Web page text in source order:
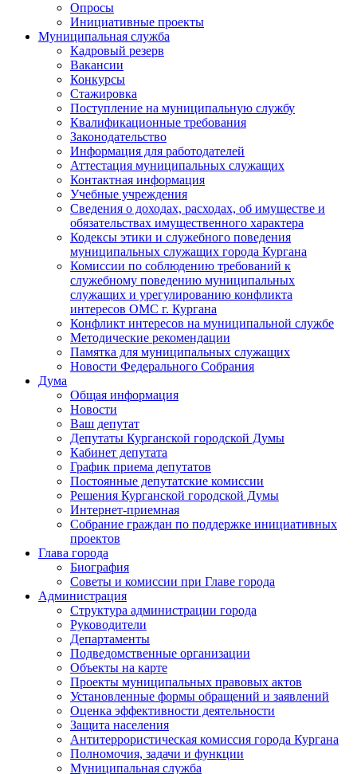
Опросы
Инициативные проекты
Муниципальная служба
Кадровый резерв
Вакансии
Конкурсы
Стажировка
Поступление на муниципальную службу
Квалификационные требования
Законодательство
Информация для работодателей
Аттестация муниципальных служащих
Контактная информация
Учебные учреждения
Сведения о доходах, расходах, об имуществе и
обязательствах имущественного характера
Кодексы этики и служебного поведения
муниципальных служащих города Кургана
Комиссии по соблюдению требований к
служебному поведению муниципальных
служащих и урегулированию конфликта
интересов ОМС г. Кургана
Конфликт интересов на муниципальной службе
Методические рекомендации
Памятка для муниципальных служащих
Новости Федерального Cобрания
Дума
Общая информация
Новости
Ваш депутат
Депутаты Курганской городской Думы
Кабинет депутата
График приема депутатов
Постоянные депутатские комиссии
Решения Курганской городской Думы
Интернет-приемная
Собрание граждан по поддержке инициативных
проектов
Глава города
Биография
Советы и комиссии при Главе города
Администрация
Структура администрации города
Руководители
Департаменты
Подведомственные организации
Объекты на карте
Проекты муниципальных правовых актов
Установленные формы обращений и заявлений
Оценка эффективности деятельности
Защита населения
Антитеррористическая комиссия города Кургана
Полномочия, задачи и функции
Муниципальная служба